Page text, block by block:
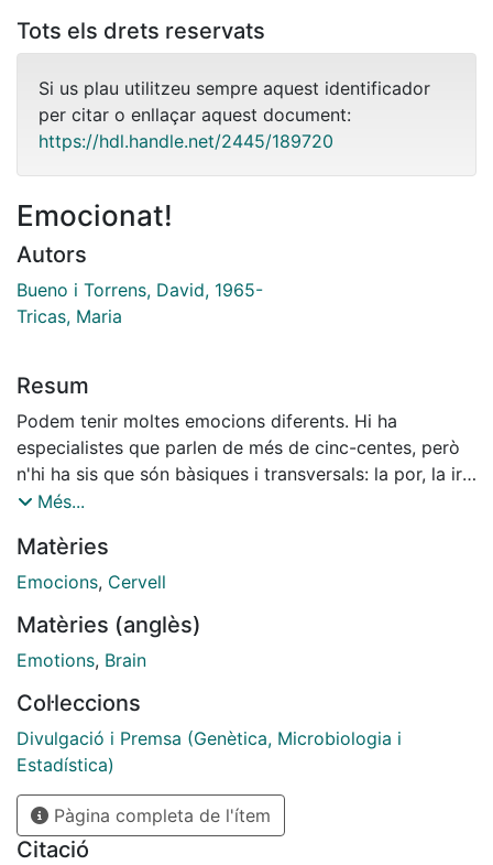
Tots els drets reservats
Si us plau utilitzeu sempre aquest identificador
per citar o enllaçar aquest document:
https://hdl.handle.net/2445/189720
Emocionat!
Autors
Bueno i Torrens, David, 1965-
Tricas, Maria
Resum
Podem tenir moltes emocions diferents. Hi ha
especialistes que parlen de més de cinc-centes, però
n'hi ha sis que són bàsiques i transversals: la por, la ira,
la tristesa, l'aversió o el fàstic, l'alegria i la sorpresa.
pilotar-les per gaudir-les sense que ens dominin.
Més...
Matèries
Emocions, Cervell
Matèries (anglès)
Emotions, Brain
Col·leccions
Divulgació i Premsa (Genètica, Microbiologia i
Estadística)
Pàgina completa de l'ítem
Citació